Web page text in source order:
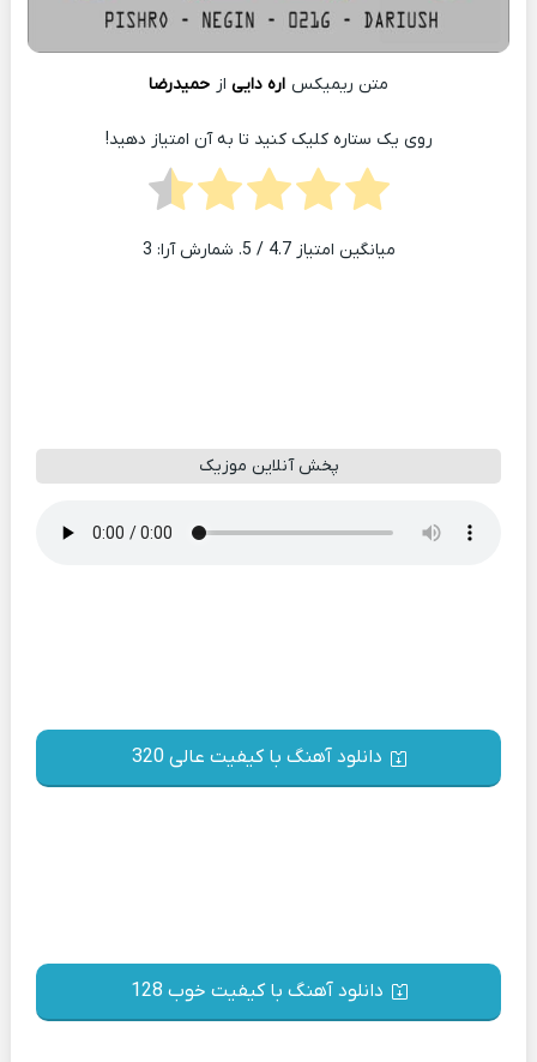
متن ریمیکس اره دایی از حمیدرضا
روی یک ستاره کلیک کنید تا به آن امتیاز دهید!
میانگین امتیاز4.7 / 5. شمارش آرا: 3
پخش آنلاین موزیک
دانلود آهنگ با کیفیت عالی 320
دانلود آهنگ با کیفیت خوب 128